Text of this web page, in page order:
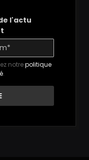
l'actu
notrepolitique
.